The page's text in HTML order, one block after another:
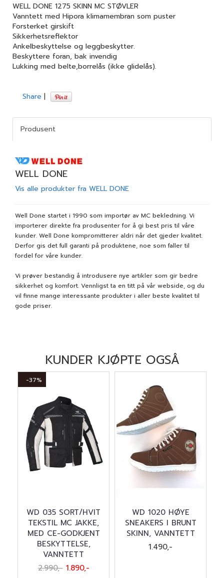
WELL DONE 1275 SKINN MC STØVLER
Vanntett med Hipora klimamembran som puster
Forsterket girskift
Sikkerhetsreflektor
Ankelbeskyttelse og leggbeskytter.
Beskyttere foran, bak invendig
Lukking med belte,borrelås (ikke glidelås).
Share |
Produsent
WELL DONE
Vis alle produkter fra WELL DONE
Well Done startet i 1990 som importør av MC bekledning. Vi
importerer direkte fra produsenter for å gi best pris til våre
kunder. Well Done kompromitterer aldri når det gjeder kvalitet.
Derfor gis det full garanti på produktene, noe som faller til
fordel for våre kunder.
Vi prøver bestandig å introdusere nye artikler som gir bedre
sikkerhet og komfort. Vennligst ta en titt på vår webside, og du
vil finne mange interessante produkter i aller beste kvalitet til
gode priser.
KUNDER KJØPTE OGSÅ
-37%
WD 035 SORT/HVIT
TEKSTIL MC JAKKE,
MED CE-GODKJENT
BESKYTTELSE,
VANNTETT
2.990,- 1.890,-
WD 1020 HØYE
SNEAKERS I BRUNT
SKINN, VANNTETT
1.490,-